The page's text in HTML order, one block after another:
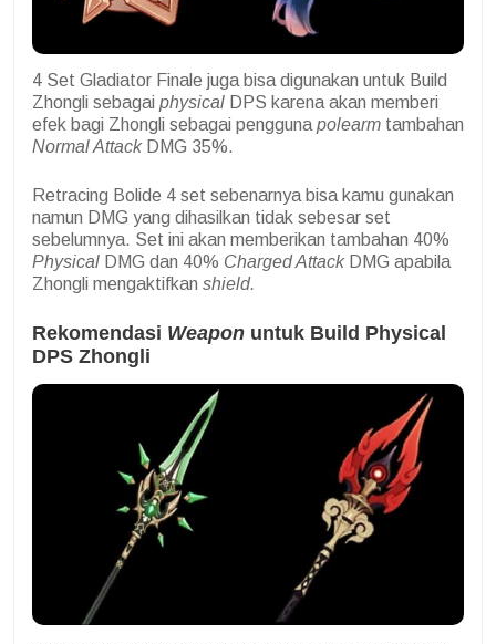
4 Set Gladiator Finale juga bisa digunakan untuk Build
Zhongli sebagai physical DPS karena akan memberi
efek bagi Zhongli sebagai pengguna polearm tambahan
Normal AttackDMG 35%.
Retracing Bolide 4 set sebenarnya bisa kamu gunakan
namun DMG yang dihasilkan tidak sebesar set
sebelumnya. Set ini akan memberikan tambahan 40%
Physical DMG dan 40% Charged Attack DMG apabila
Zhongli mengaktifkan shield.
Rekomendasi Weapon untuk Build Physical
DPS Zhongli